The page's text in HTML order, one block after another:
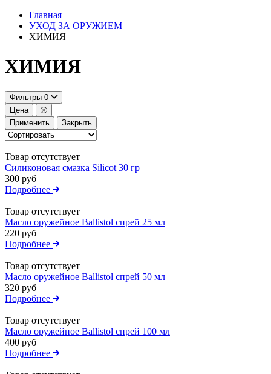
Главная
УХОД ЗА ОРУЖИЕМ
ХИМИЯ
ХИМИЯ
Фильтры 0
Цена
Применить
Закрыть
Товар отсутствует
Силиконовая смазка Silicot 30 гр
300 руб
Подробнее
Товар отсутствует
Масло оружейное Ballistol спрей 25 мл
220 руб
Подробнее
Товар отсутствует
Масло оружейное Ballistol спрей 50 мл
320 руб
Подробнее
Товар отсутствует
Масло оружейное Ballistol спрей 100 мл
400 руб
Подробнее